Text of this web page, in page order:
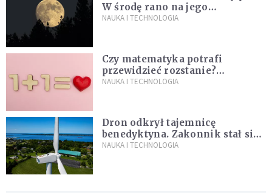
W środę rano na jego
powierzchni dojdzie do
NAUKA I TECHNOLOGIA
Czy matematyka potrafi
przewidzieć rozstanie?
Naukowcy stworzyli model
NAUKA I TECHNOLOGIA
Dron odkrył tajemnicę
benedyktyna. Zakonnik stał się
sławny
NAUKA I TECHNOLOGIA